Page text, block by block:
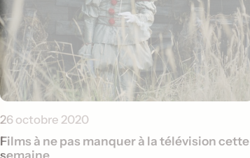
26 octobre 2020
Films à ne pas manquer à la télévision cette
semaine